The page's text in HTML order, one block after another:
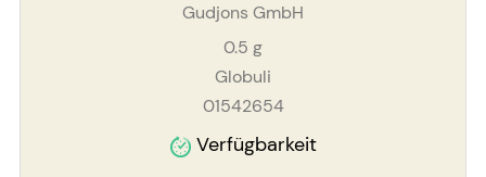
Gudjons GmbH
0.5 g
Globuli
01542654
Verfügbarkeit